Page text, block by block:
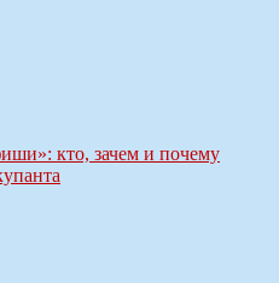
кто, зачем и почему